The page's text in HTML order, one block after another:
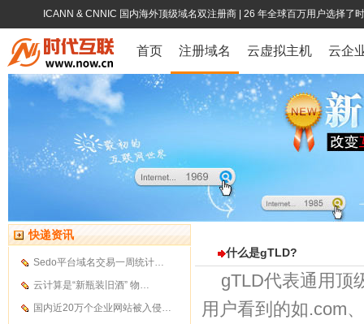
ICANN & CNNIC 国内海外顶级域名双注册商 | 26 年全球百万用户选择了
首页 注册域名 云虚拟主机 云企
快递资讯
Sedo平台域名交易一周统计…
云计算是“新瓶装旧酒” 物…
国内近20万个企业网站被入侵…
什么是gTLD?
gTLD代表通用顶
用户看到的如.com